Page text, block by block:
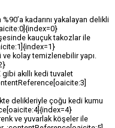
kadarını yakalayan delikli
kauçuk takozlar ile
kolay temizlenebilir yapı.
akıllı kedi tuvalet
delikleriyle çoğu kedi kumu
ve yuvarlak köşeler ile